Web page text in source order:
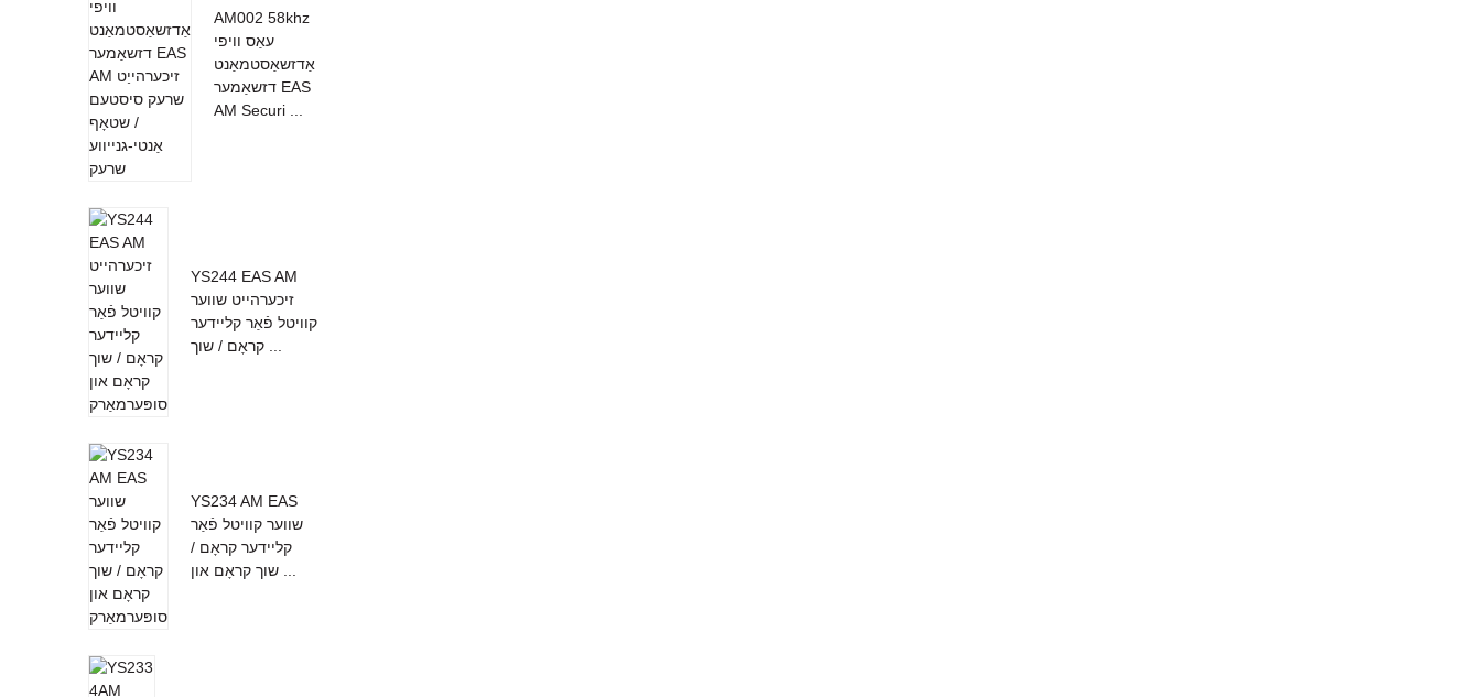
AM002 58khz
עאַס וויפי
אַדזשאַסטמאַנט
דזשאַמער EAS
AM Securi ...
YS244 EAS AM
זיכערהייט שווער
קוויטל פֿאַר קליידער
קראָם / שוך ...
YS234 AM EAS
שווער קוויטל פֿאַר
קליידער קראָם /
שוך קראָם און ...